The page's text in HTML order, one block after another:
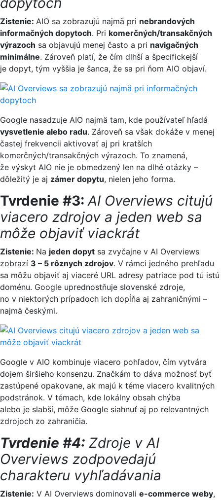
Zistenie: AIO sa zobrazujú najmä pri nebrandových
informačných dopytoch. Pri komerčných/transakčných
výrazoch sa objavujú menej často a pri navigačných
minimálne. Zároveň platí, že čím dlhší a špecifickejší
je dopyt, tým vyššia je šanca, že sa pri ňom AIO objaví.
Google nasadzuje AIO najmä tam, kde používateľ hľadá
vysvetlenie alebo radu. Zároveň sa však dokáže v menej
častej frekvencii aktivovať aj pri kratších
komerčných/transakčných výrazoch. To znamená,
že výskyt AIO nie je obmedzený len na dlhé otázky –
dôležitý je aj zámer dopytu, nielen jeho forma.
Tvrdenie #3:AI Overviews citujú
viacero zdrojov a jeden web sa
môže objaviť viackrát
Zistenie: Na jeden dopyt sa zvyčajne v AI Overviews
zobrazí 3 – 5 rôznych zdrojov. V rámci jedného prehľadu
sa môžu objaviť aj viaceré URL adresy patriace pod tú istú
doménu. Google uprednostňuje slovenské zdroje,
no v niektorých prípadoch ich dopĺňa aj zahraničnými –
najmä českými.
Google v AIO kombinuje viacero pohľadov, čím vytvára
dojem širšieho konsenzu. Značkám to dáva možnosť byť
zastúpené opakovane, ak majú k téme viacero kvalitných
podstránok. V témach, kde lokálny obsah chýba
alebo je slabší, môže Google siahnuť aj po relevantných
zdrojoch zo zahraničia.
Tvrdenie #4: Zdroje v AI
Overviews zodpovedajú
charakteru vyhľadávania
Zistenie: V AI Overviews dominovali e-commerce weby,